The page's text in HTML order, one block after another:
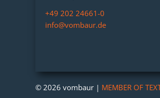
+49 202 24661-0
info@vombaur.de
© 2026 vombaur | MEMBER OF